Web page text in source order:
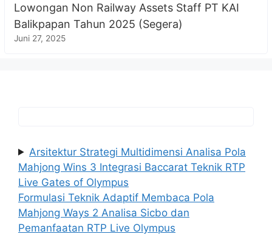
Lowongan Non Railway Assets Staff PT KAI
Balikpapan Tahun 2025 (Segera)
Juni 27, 2025
Arsitektur Strategi Multidimensi Analisa Pola
Mahjong Wins 3 Integrasi Baccarat Teknik RTP
Live Gates of Olympus
Formulasi Teknik Adaptif Membaca Pola
Mahjong Ways 2 Analisa Sicbo dan
Pemanfaatan RTP Live Olympus